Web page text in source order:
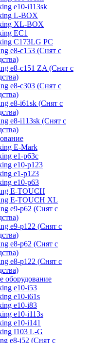
e10-i113sk
L-BOX
XL-BOX
EC1
C173LG PC
e8-c153 (Снят с
e8-c151 ZA (Снят с
e8-c303 (Снят с
e8-i61sk (Снят с
e8-i113sk (Снят с
E-Mark
e1-p63с
e10-p123
e1-p123
e10-p63
E-TOUCH
E-TOUCH XL
e9-p62 (Снят с
e9-p122 (Снят с
e8-p62 (Снят с
e8-p122 (Снят с
оборудование
e10-i53
e10-i61s
e10-i83
e10-i113s
e10-i141
I103 L-G
e8-i52 (Снят с